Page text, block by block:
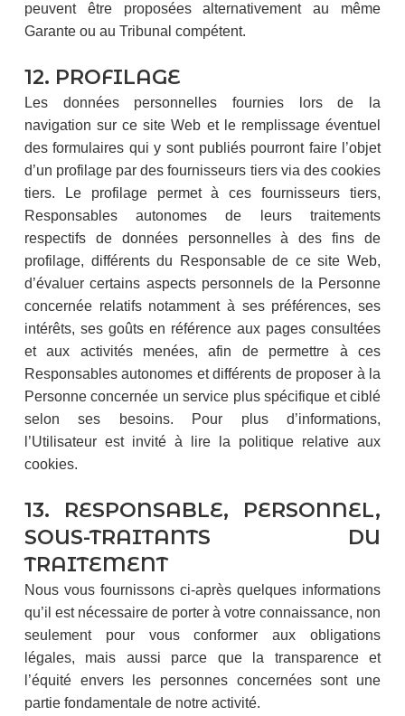
peuvent être proposées alternativement au même
Garante ou au Tribunal compétent.
12. PROFILAGE
Les données personnelles fournies lors de la
navigation sur ce site Web et le remplissage éventuel
des formulaires qui y sont publiés pourront faire l’objet
d’un profilage par des fournisseurs tiers via des cookies
tiers. Le profilage permet à ces fournisseurs tiers,
Responsables autonomes de leurs traitements
respectifs de données personnelles à des fins de
profilage, différents du Responsable de ce site Web,
d’évaluer certains aspects personnels de la Personne
concernée relatifs notamment à ses préférences, ses
intérêts, ses goûts en référence aux pages consultées
et aux activités menées, afin de permettre à ces
Responsables autonomes et différents de proposer à la
Personne concernée un service plus spécifique et ciblé
selon ses besoins. Pour plus d’informations,
l’Utilisateur est invité à lire la politique relative aux
cookies.
13. RESPONSABLE, PERSONNEL,
SOUS-TRAITANTS DU
TRAITEMENT
Nous vous fournissons ci-après quelques informations
qu’il est nécessaire de porter à votre connaissance, non
seulement pour vous conformer aux obligations
légales, mais aussi parce que la transparence et
l’équité envers les personnes concernées sont une
partie fondamentale de notre activité.